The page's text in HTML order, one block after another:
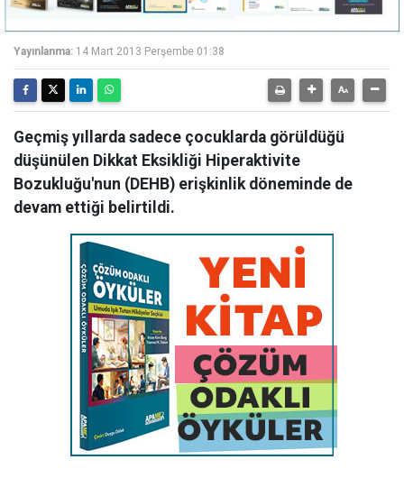
Yayınlanma: 14 Mart 2013 Perşembe 01:38
Geçmiş yıllarda sadece çocuklarda görüldüğü
düşünülen Dikkat Eksikliği Hiperaktivite
Bozukluğu'nun (DEHB) erişkinlik döneminde de
devam ettiği belirtildi.